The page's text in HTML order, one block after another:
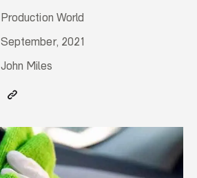
Production World
September, 2021
John Miles